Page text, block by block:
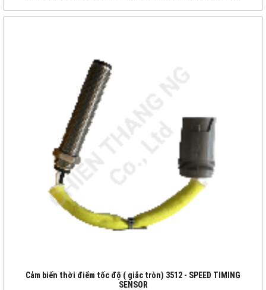
Cảm biến thời điểm tốc độ ( giắc tròn) 3512 - SPEED TIMING
SENSOR